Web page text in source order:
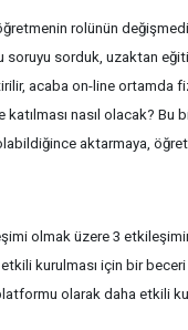
rolünün
soruyu sorduk, uzaktan
acaba on-line ortamda
katılması nasıl olacak? Bu
aktarmaya,
olmak üzere 3
kurulması için bir beceri
olarak daha etkili